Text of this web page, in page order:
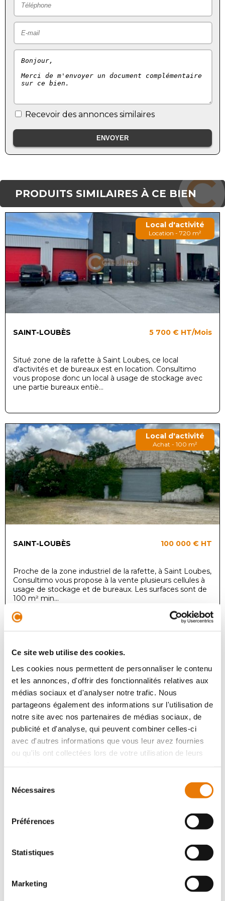
Ce site web utilise des cookies.
Les cookies nous permettent de personnaliser le contenu
et les annonces, d'offrir des fonctionnalités relatives aux
médias sociaux et d'analyser notre trafic. Nous
partageons également des informations sur l'utilisation de
notre site avec nos partenaires de médias sociaux, de
publicité et d'analyse, qui peuvent combiner celles-ci
avec d'autres informations que vous leur avez fournies
ou qu'ils ont collectées lors de votre utilisation de leurs
Nécessaires
Préférences
Statistiques
Marketing
Recevoir des annonces similaires
PRODUITS SIMILAIRES À CE BIEN
Local d'activité
Location - 720 m²
SAINT-LOUBÈS 5 700 € HT/Mois
Situé zone de la rafette à Saint Loubes, ce local
d'activités et de bureaux est en location. Consultimo
vous propose donc un local à usage de stockage avec
une partie bureaux entiè...
Local d'activité
Achat - 100 m²
SAINT-LOUBÈS 100 000 € HT
Proche de la zone industriel de la rafette, à Saint Loubes,
Consultimo vous propose à la vente plusieurs cellules à
usage de stockage et de bureaux. Les surfaces sont de
100 m² min...
SAINT-LOUBÈS 300 000 €HT
Proche de la zone industriel de la rafette, à Saint Loubes,
Consultimo vous propose à la vente plusieurs cellules à
usage de stockage et de bureaux. Les surfaces sont de
Local d'activité